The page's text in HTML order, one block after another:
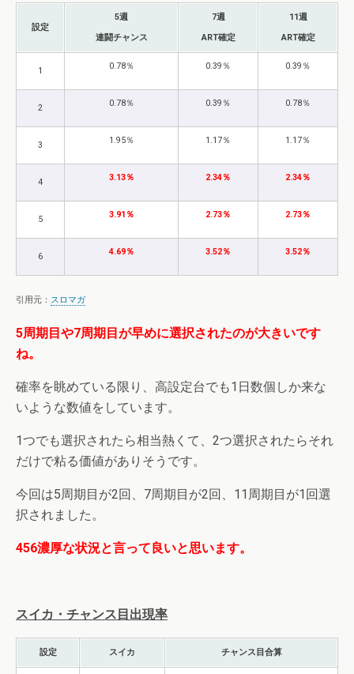
設定
5週
連闘チャンス
7週
ART確定
11週
ART確定
1 0.78％ 0.39％ 0.39％
2 0.78％ 0.39％ 0.78％
3 1.95％ 1.17％ 1.17％
4 3.13％ 2.34％ 2.34％
5 3.91％ 2.73％ 2.73％
6 4.69％ 3.52％ 3.52％
引用元： スロマガ
5周期目や7周期目が早めに選択されたのが大きいです
ね。
確率を眺めている限り、高設定台でも1日数個しか来な
いような数値をしています。
1つでも選択されたら相当熱くて、2つ選択されたらそれ
だけで粘る価値がありそうです。
今回は5周期目が2回、7周期目が2回、11周期目が1回選
択されました。
456濃厚な状況と言って良いと思います。
スイカ・チャンス目出現率
設定 スイカ チャンス目合算